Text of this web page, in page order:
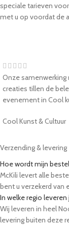
speciale tarieven
met u op voordat de
Onze samenwerking
creaties tillen de
evenement in Cool
Cool Kunst & Cultuur
Verzending & levering
Hoe wordt mijn
McKili levert alle
bent u verzekerd van
In welke regio leveren
Wij leveren in heel
levering buiten deze